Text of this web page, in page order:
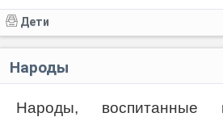
Дети
Народы
Народы,